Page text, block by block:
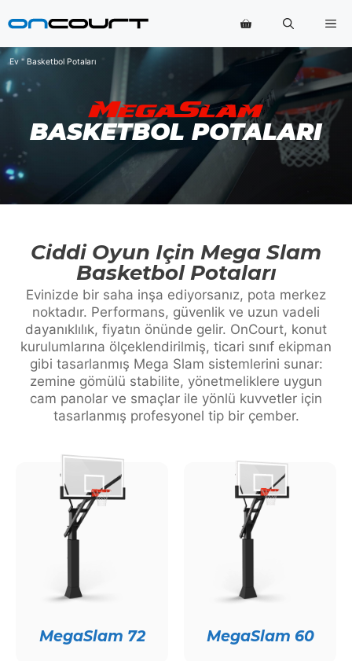
geç
Ev" Basketbol Potaları
BASKETBOL POTALARI
Ciddi Oyun Için Mega Slam
Basketbol Potaları
Evinizde bir saha inşa ediyorsanız, pota merkez
noktadır. Performans, güvenlik ve uzun vadeli
dayanıklılık, fiyatın önünde gelir. OnCourt, konut
kurulumlarına ölçeklendirilmiş, ticari sınıf ekipman
gibi tasarlanmış Mega Slam sistemlerini sunar:
zemine gömülü stabilite, yönetmeliklere uygun
cam panolar ve smaçlar ile yönlü kuvvetler için
tasarlanmış profesyonel tip bir çember.
MegaSlam 72 MegaSlam 60